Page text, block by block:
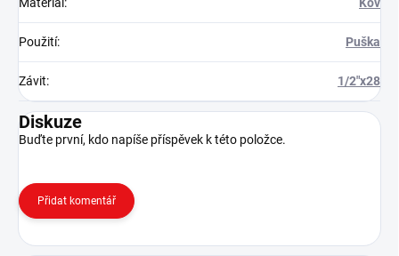
Material : Kov
Použití: Puška
Závit: 1/2"x28
Diskuze
Buďte první, kdo napíše příspěvek k této položce.
Přidat komentář